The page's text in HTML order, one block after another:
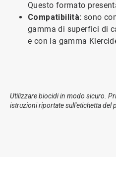
Questo formato
Compatibilità: sono
gamma di superfici di
e con la gamma
Utilizzare biocidi in modo sicuro.
istruzioni riportate sull'etichetta del